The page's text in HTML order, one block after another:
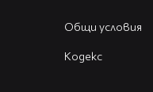
Общи условия
Кодекс